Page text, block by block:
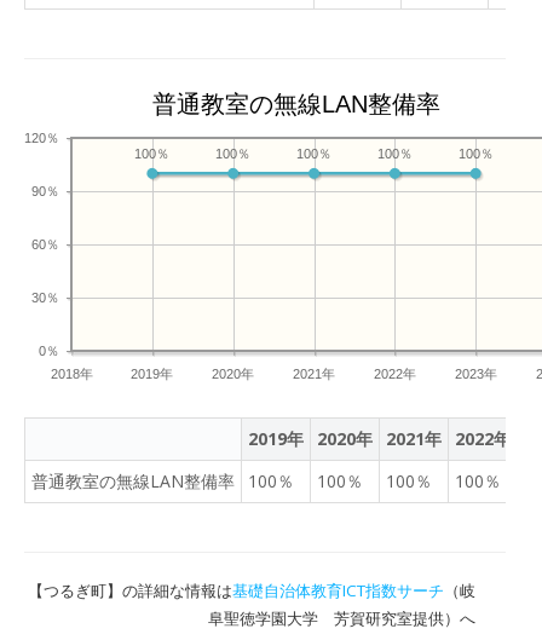
普通教室の無線LAN整備率
2018年 2019年 2020年 2021年 2022年 2023年
0％
30％
60％
90％
120％
100％
100％
100％
100％
100％
2019年 2020年 2021年 2022年
普通教室の無線LAN整備率
100％ 100％ 100％ 100％
【つるぎ町】の詳細な情報は基礎自治体教育ICT指数サーチ （岐
阜聖徳学園大学 芳賀研究室提供）へ